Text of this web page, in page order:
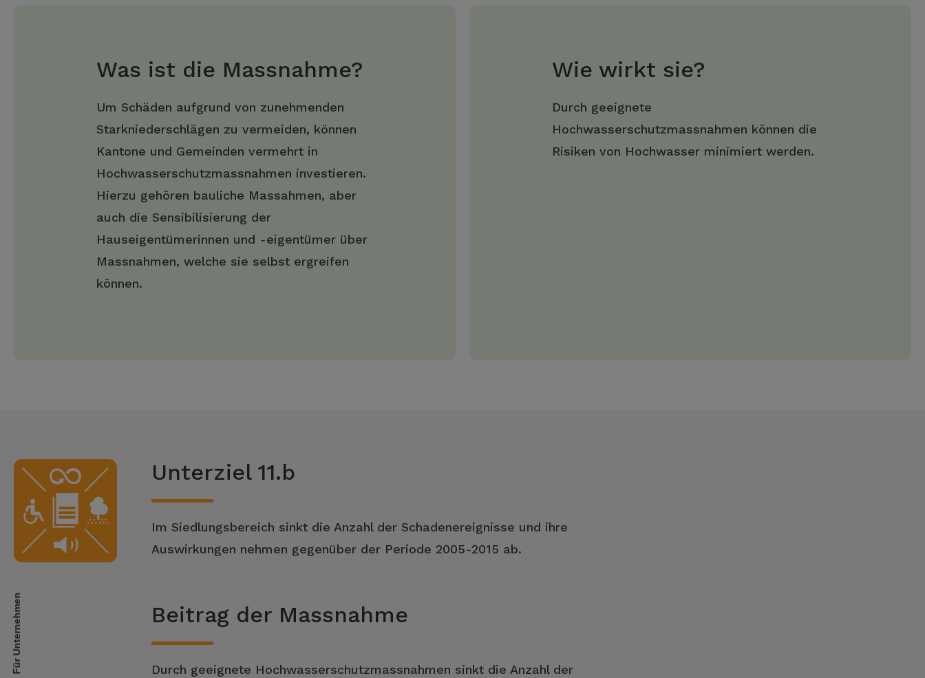
Was ist die Massnahme?
Um Schäden aufgrund von zunehmenden
Starkniederschlägen zu vermeiden, können
Kantone und Gemeinden vermehrt in
Hochwasserschutzmassnahmen investieren.
Hierzu gehören bauliche Massahmen, aber
auch die Sensibilisierung der
Hauseigentümerinnen und -eigentümer über
Massnahmen, welche sie selbst ergreifen
können.
Wie wirkt sie?
Durch geeignete
Hochwasserschutzmassnahmen können die
Risiken von Hochwasser minimiert werden.
Unterziel 11.b
Im Siedlungsbereich sinkt die Anzahl der Schadenereignisse und ihre
Auswirkungen nehmen gegenüber der Periode 2005-2015 ab.
Beitrag der Massnahme
Durch geeignete Hochwasserschutzmassnahmen sinkt die Anzahl der
Für Unternehmen